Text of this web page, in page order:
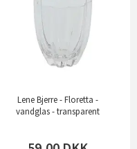
Lene Bjerre - Floretta -
vandglas - transparent